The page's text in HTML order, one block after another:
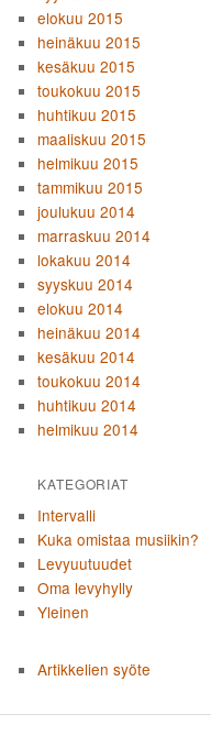
elokuu 2015
heinäkuu 2015
kesäkuu 2015
toukokuu 2015
huhtikuu 2015
maaliskuu 2015
helmikuu 2015
tammikuu 2015
joulukuu 2014
marraskuu 2014
lokakuu 2014
syyskuu 2014
elokuu 2014
heinäkuu 2014
kesäkuu 2014
toukokuu 2014
huhtikuu 2014
helmikuu 2014
KATEGORIAT
Intervalli
Kuka omistaa musiikin?
Levyuutuudet
Oma levyhylly
Yleinen
Artikkelien syöte